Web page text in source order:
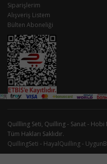
Siparişlerim
Alışveriş Listem
Bülten Aboneliği
Quillling Seti, Quilling - Sanat - Hobi
Tüm Hakları Saklıdır.
QuillingSeti - HayalQuilling-